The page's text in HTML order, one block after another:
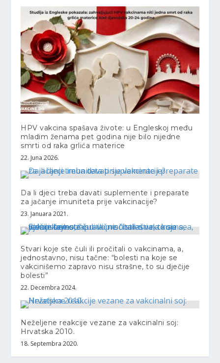
HPV vakcina spašava živote: u Engleskoj među
mladim ženama pet godina nije bilo nijedne
smrti od raka grlića materice
22. Juna 2026.
Da li djeci treba davati suplemente i preparate
za jačanje imuniteta prije vakcinacije?
23. Januara 2021.
Stvari koje ste čuli ili pročitali o vakcinama, a,
jednostavno, nisu tačne: “bolesti na koje se
vakcinišemo zapravo nisu strašne, to su dječije
bolesti”
22. Decembra 2024.
Neželjene reakcije vezanе za vakcinalni soj:
Hrvatska 2010.
18. Septembra 2020.